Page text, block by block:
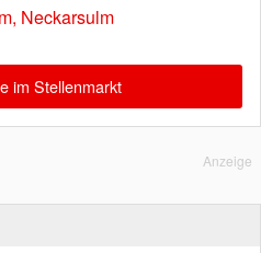
Neckarsulm
im Stellenmarkt
Anzeige